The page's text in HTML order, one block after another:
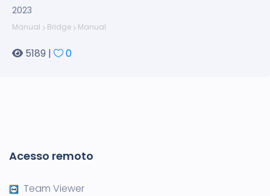
2023
Manual Bridge Manual
5189 | 0
Acesso remoto
Team Viewer